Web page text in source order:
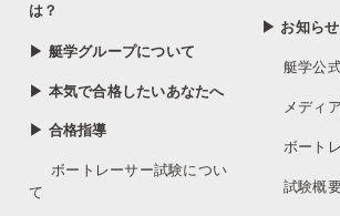
は？
▶ 艇学グループについて
▶ 本気で合格したいあなたへ
▶ 合格指導
ボートレーサー試験につい
て
▶ お知らせ
艇学公
メディ
ボート
試験概